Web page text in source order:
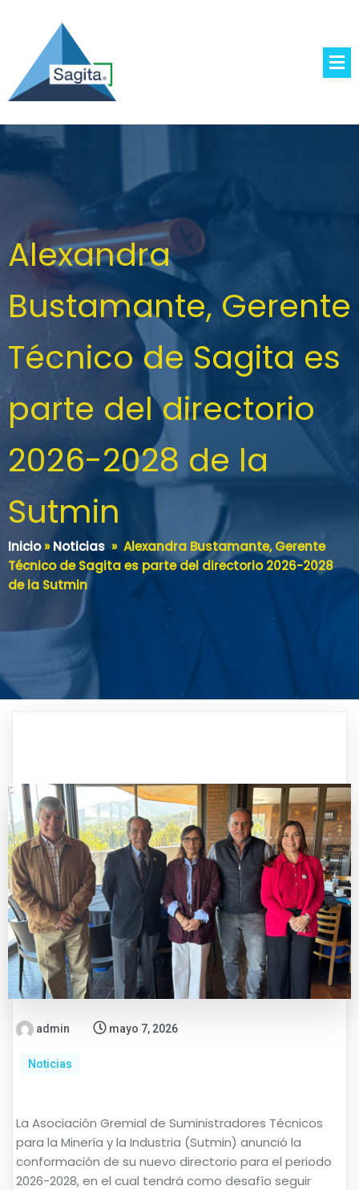
Alexandra
Bustamante, Gerente
Técnico de Sagita es
parte del directorio
2026-2028 de la
Sutmin
Inicio»Noticias » Alexandra Bustamante, Gerente
Técnico de Sagita es parte del directorio 2026-2028
de la Sutmin
admin mayo 7, 2026
Noticias
La Asociación Gremial de Suministradores Técnicos
para la Minería y la Industria (Sutmin) anunció la
conformación de su nuevo directorio para el periodo
2026-2028, en el cual tendrá como desafío seguir